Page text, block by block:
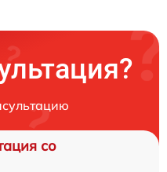
со